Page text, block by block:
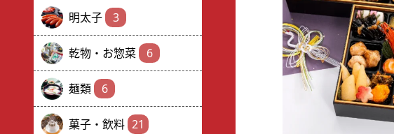
明太子 3
乾物・お惣菜 6
麺類 6
菓子・飲料 21